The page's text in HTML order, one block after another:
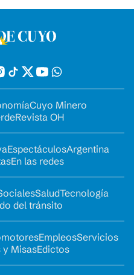
Cuyo Minero
Revista OH
EspectáculosArgentina
En las redes
SaludTecnología
del tránsito
EmpleosServicios
y MisasEdictos